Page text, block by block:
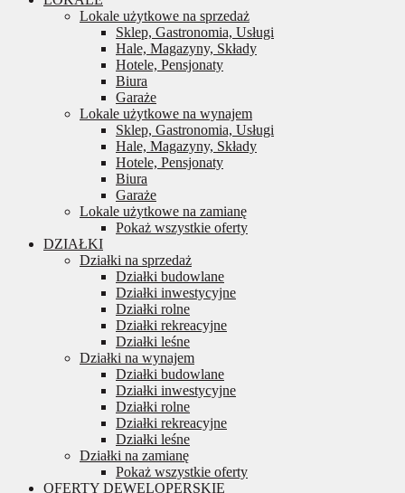
Lokale użytkowe na sprzedaż
Sklep, Gastronomia, Usługi
Hale, Magazyny, Składy
Hotele, Pensjonaty
Biura
Garaże
Lokale użytkowe na wynajem
Sklep, Gastronomia, Usługi
Hale, Magazyny, Składy
Hotele, Pensjonaty
Biura
Garaże
Lokale użytkowe na zamianę
Pokaż wszystkie oferty
DZIAŁKI
Działki na sprzedaż
Działki budowlane
Działki inwestycyjne
Działki rolne
Działki rekreacyjne
Działki leśne
Działki na wynajem
Działki budowlane
Działki inwestycyjne
Działki rolne
Działki rekreacyjne
Działki leśne
Działki na zamianę
Pokaż wszystkie oferty
OFERTY DEWELOPERSKIE